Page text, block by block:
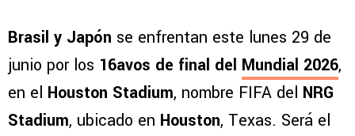
Brasil y Japón se enfrentan este lunes 29 de
junio por los 16avos de final del Mundial 2026,
en el Houston Stadium, nombre FIFA del NRG
Stadium, ubicado en Houston, Texas. Será el